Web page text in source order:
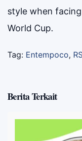
style when
World Cup.
Tag: Entempoco,
Berita Terkait